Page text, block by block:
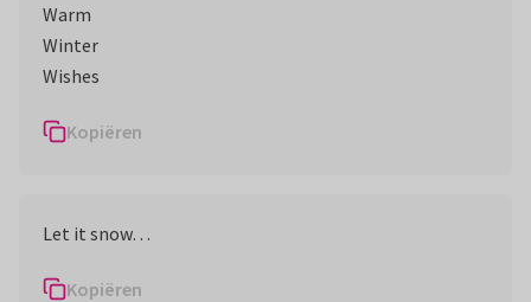
Warm
Winter
Wishes
Kopiëren
Let it snow…
Kopiëren